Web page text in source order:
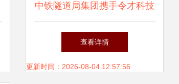
中铁隧道局集团携手令才科技
研发 智能审单机器人 ,开启智
能财务新范式
查看详情
更新时间：2026-08-04 12:57:56